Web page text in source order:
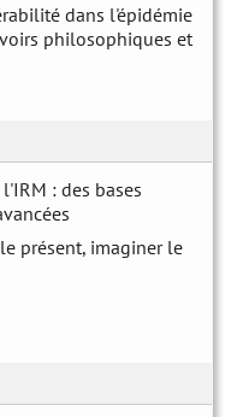
dans l'épidémie
philosophiques et
: des bases
présent, imaginer le